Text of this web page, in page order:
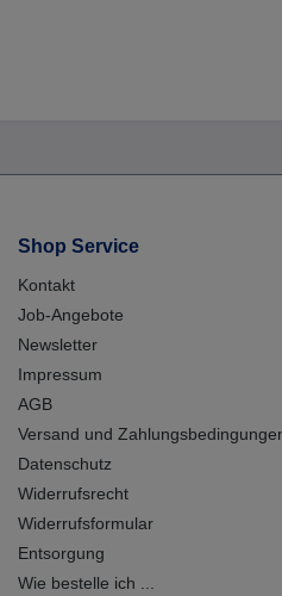
Shop Service
Kontakt
Job-Angebote
Newsletter
Impressum
AGB
Versand und
Datenschutz
Widerrufsrecht
Widerrufsformular
Entsorgung
Wie bestelle ich ...